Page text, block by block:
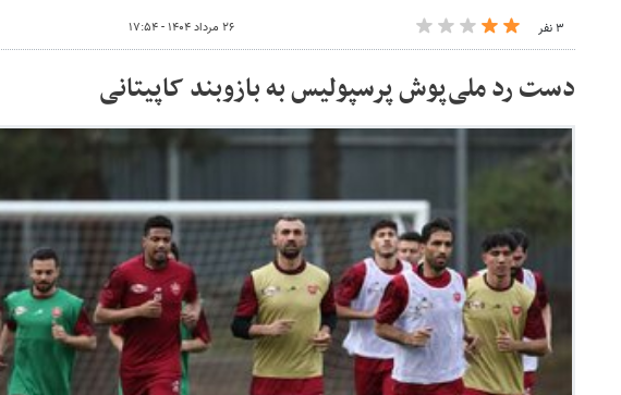
۳ نفر ۲۶ مرداد ۱۴۰۴ - ۱۷:۵۴
دست رد ملی‌پوش پرسپولیس به بازوبند کاپیتانی